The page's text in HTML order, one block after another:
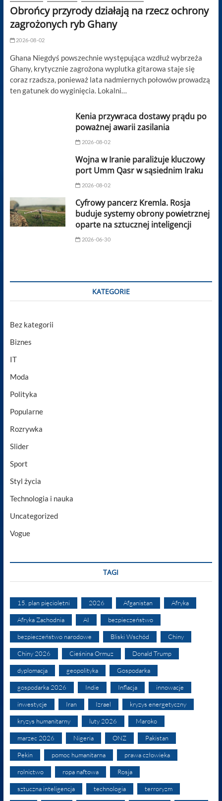
Obrońcy przyrody działają na rzecz ochrony
zagrożonych ryb Ghany
2026-08-02
Ghana Niegdyś powszechnie występująca wzdłuż wybrzeża
Ghany, krytycznie zagrożona wyplutka gitarowa staje się
coraz rzadsza, ponieważ lata nadmiernych połowów prowadzą
ten gatunek do wyginięcia. Lokalni…
Kenia przywraca dostawy prądu po
poważnej awarii zasilania
2026-08-02
Wojna w Iranie paraliżuje kluczowy
port Umm Qasr w sąsiednim Iraku
2026-08-02
Cyfrowy pancerz Kremla. Rosja
buduje systemy obrony powietrznej
oparte na sztucznej inteligencji
2026-06-30
KATEGORIE
Bez kategorii
Biznes
IT
Moda
Polityka
Popularne
Rozrywka
Slider
Sport
Styl życia
Technologia i nauka
Uncategorized
Vogue
TAGI
15. plan pięcioletni 2026 Afganistan Afryka
Afryka Zachodnia AI bezpieczeństwo
bezpieczeństwo narodowe Bliski Wschód Chiny
Chiny 2026 Cieśnina Ormuz Donald Trump
dyplomacja geopolityka Gospodarka
gospodarka 2026 Indie Inflacja innowacje
inwestycje Iran Izrael kryzys energetyczny
kryzys humanitarny luty 2026 Maroko
marzec 2026 Nigeria ONZ Pakistan
Pekin pomoc humanitarna prawa człowieka
rolnictwo ropa naftowa Rosja
sztuczna inteligencja technologia terroryzm